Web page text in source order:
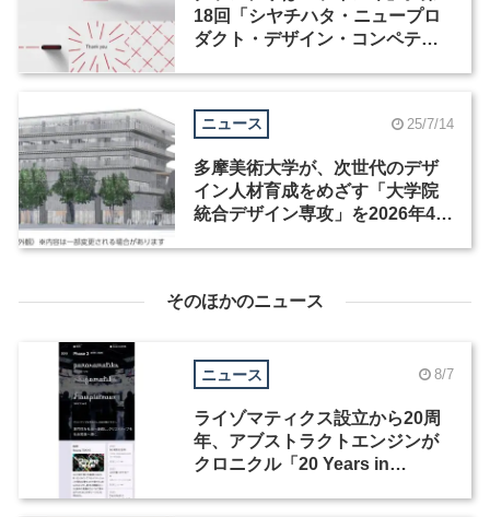
18回「シヤチハタ・ニュープロ
ダクト・デザイン・コンペティ
ニュース 25/7/14
多摩美術大学が、次世代のデザ
イン人材育成をめざす「大学院
統合デザイン専攻」を2026年4月
そのほかのニュース
ニュース 8/7
ライゾマティクス設立から20周
年、アブストラクトエンジンが
クロニクル「20 Years in